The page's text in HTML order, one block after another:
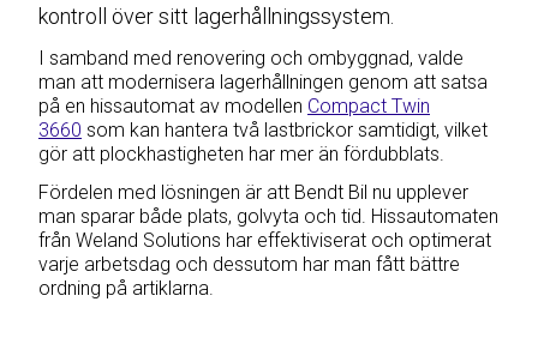
kontroll över sitt lagerhållningssystem.
I samband med renovering och ombyggnad, valde
man att modernisera lagerhållningen genom att satsa
på en hissautomat av modellen Compact Twin
3660 som kan hantera två lastbrickor samtidigt, vilket
gör att plockhastigheten har mer än fördubblats.
Fördelen med lösningen är att Bendt Bil nu upplever
man sparar både plats, golvyta och tid. Hissautomaten
från Weland Solutions har effektiviserat och optimerat
varje arbetsdag och dessutom har man fått bättre
ordning på artiklarna.